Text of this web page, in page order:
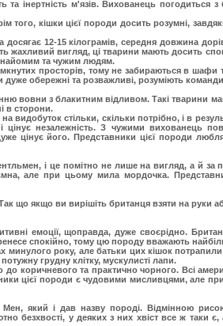
та інертність м'язів. Вихованець
того, кішки цієї породи досить розумні,
12-15 кілограмів, середня довжина
жахливий вигляд, ці тварини мають досить
та чужим людям.
просторів, тому не забираються в
дуже обережні та розважливі, розуміють
вовни з блакитним відливом. Такі тварини
в сторони.
стільки, скільки потрібно, і в
незалежність. З чужими вихованець
цінує його. Представники цієї породи
і це помітно не лише на вигляд, а й за
але при цьому мила мордочка.
що якщо ви вирішіть британця взяти на руки
емоції, щоправда, дуже своєрідно.
спокійно, тому цю породу вважають
минулого року, але батьки цих кішок
грудну клітку, мускулисті лапи.
коричневого та практично чорного. Всі
цієї породи є чудовими мисливцями, але
який і дав назву породі. Відмінною
безхвості, у деяких з них хвіст все ж таки